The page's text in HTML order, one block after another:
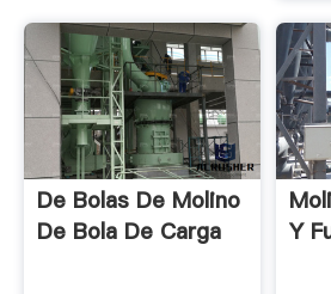
De Bolas De Molino
De Bola De Carga
Y